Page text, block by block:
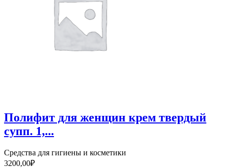
Полифит для женщин крем твердый
супп. 1,...
Средства для гигиены и косметики
3200,00₽